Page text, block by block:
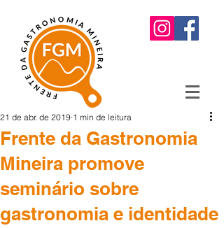
Frente da Gastronomia
Mineira promove
seminário sobre
gastronomia e identidade
21 de abr. de 2019 1 min de leitura